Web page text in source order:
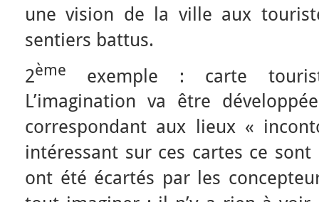
une vision de la ville aux
sentiers battus.
2ème
exemple : carte
L’imagination va être
correspondant aux lieux «
intéressant sur ces cartes ce
ont été écartés par les